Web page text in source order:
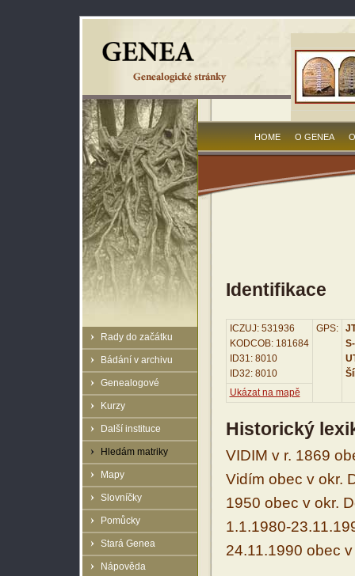
Rady do začátku
Bádání v archivu
Genealogové
Kurzy
Další instituce
Hledám matriky
Mapy
Slovníčky
Pomůcky
Stará Genea
Nápověda
HOME O GENEA
Identifikace
ICZUJ: 531936
KODCOB: 181684
ID31: 8010
ID32: 8010
GPS:
Ukázat na mapě
Historický
VIDIM v r. 1869
Vidím obec v okr.
1950 obec v okr.
1.1.1980-
24.11.1990 obec